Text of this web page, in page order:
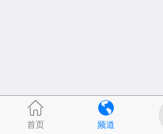
首页 频道